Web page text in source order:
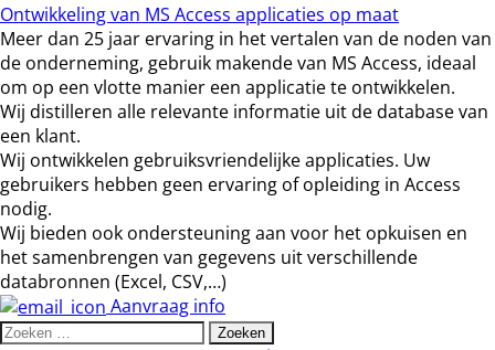
Ontwikkeling van MS Access applicaties op maat
Meer dan 25 jaar ervaring in het vertalen van de noden van
de onderneming, gebruik makende van MS Access, ideaal
om op een vlotte manier een applicatie te ontwikkelen.
Wij distilleren alle relevante informatie uit de database van
een klant.
Wij ontwikkelen gebruiksvriendelijke applicaties. Uw
gebruikers hebben geen ervaring of opleiding in Access
nodig.
Wij bieden ook ondersteuning aan voor het opkuisen en
het samenbrengen van gegevens uit verschillende
databronnen (Excel, CSV,…)
Aanvraag info
Zoeken